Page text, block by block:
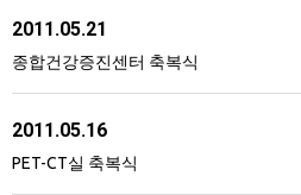
2011.05.21
종합건강증진센터 축복식
2011.05.16
PET-CT실 축복식